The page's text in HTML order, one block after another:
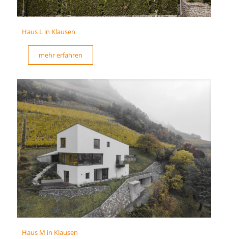
Haus L in Klausen
mehr erfahren
Haus M in Klausen